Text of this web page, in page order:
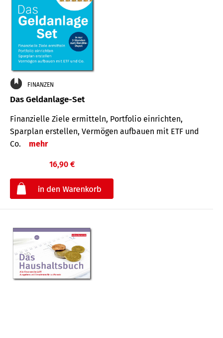
FINANZEN
Das Geldanlage-Set
Finanzielle Ziele ermitteln, Portfolio einrichten,
Sparplan erstellen, Vermögen aufbauen mit ETF und
Co.
mehr
16,90 €